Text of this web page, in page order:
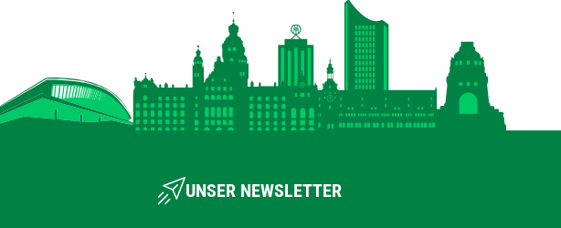
UNSER NEWSLETTER